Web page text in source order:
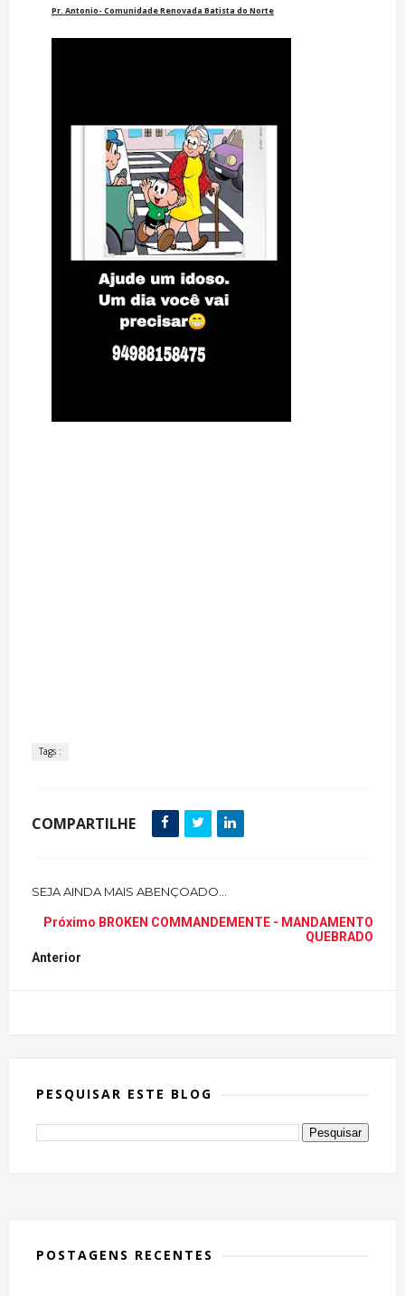
Pr. Antonio- Comunidade Renovada Batista do Norte
Tags :
COMPARTILHE
SEJA AINDA MAIS ABENÇOADO...
Próximo BROKEN COMMANDEMENTE - MANDAMENTO
QUEBRADO
Anterior
PESQUISAR ESTE BLOG
POSTAGENS RECENTES